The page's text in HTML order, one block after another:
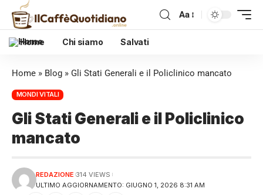
Aa
Home Chi siamo Salvati
Home » Blog » Gli Stati Generali e il Policlinico mancato
MONDI VITALI
Gli Stati Generali e il Policlinico
mancato
ULTIMO AGGIORNAMENTO: GIUGNO 1, 2026 8:31 AM
REDAZIONE 314 VIEWS